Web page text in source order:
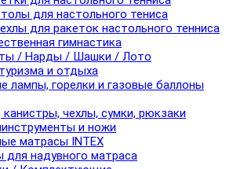
для настольного тениса
для ракеток настольного тенниса
гимнастика
/ Нарды / Шашки / Лото
и отдыха
лампы, горелки и газовые баллоны
чехлы, сумки, рюкзаки
и ножи
матрасы INTEX
для надувного матраса